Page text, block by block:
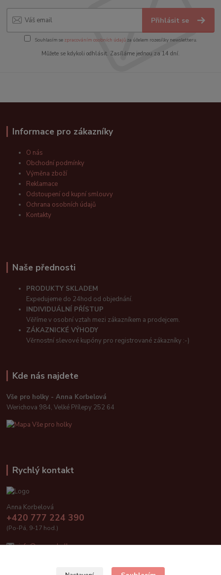
Přihlásit se
Souhlasím se zpracováním osobních údajůza účelem rozesílky newsletteru.
Můžete se kdykoli odhlásit. Zasíláme jednou za 14 dní.
Informace pro zákazníky
O nás
Obchodní podmínky
Výměna zboží
Reklamace
Odstoupení od kupní smlouvy
Ochrana osobních údajů
Kontakty
Naše přednosti
PRODUKTY SKLADEM
Expedujeme do 24hod od objednání.
INDIVIDUÁLNÍ PŘÍSTUP
Věříme v osobní vztah mezi zákazníkem a prodejcem.
ZÁKAZNICKÉ VÝHODY
Věrnostní slevové kupóny pro registrované zákazníky :-)
Kde nás najdete
Vše pro holky - Anna Korbelová
Werichova 984, Velké Přílepy 252 64
Rychlý kontakt
Anna Korbelová
+420 777 224 390
(Po-Pá, 9-17 hod.)
info@vseproholky.cz